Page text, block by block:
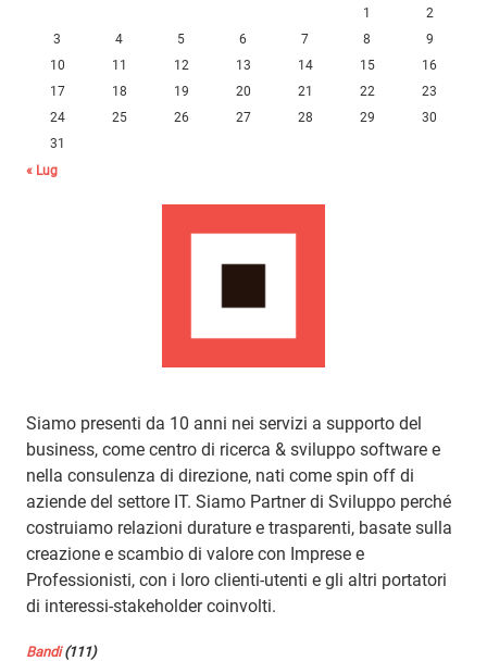
1
2
3
4 5 6 7 8
9
10
11 12 13 14 15
16
17
18 19 20 21 22
23
24
25 26 27 28 29
30
31
« Lug
Siamo presenti da 10 anni nei servizi a supporto del
business, come centro di ricerca & sviluppo software e
nella consulenza di direzione, nati come spin off di
aziende del settore IT. Siamo Partner di Sviluppo perché
costruiamo relazioni durature e trasparenti, basate sulla
creazione e scambio di valore con Imprese e
Professionisti, con i loro clienti-utenti e gli altri portatori
di interessi-stakeholder coinvolti.
Bandi(111)